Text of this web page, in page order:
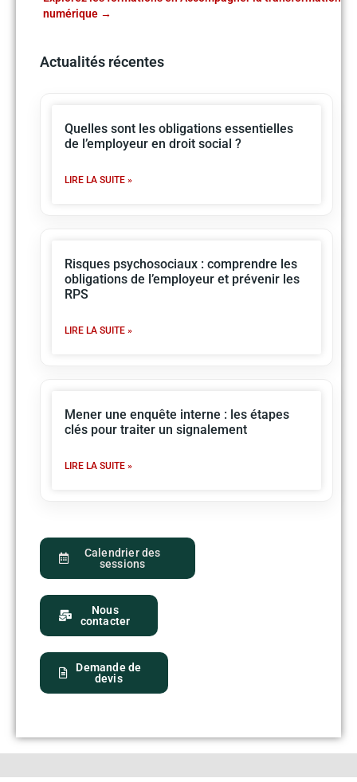
numérique
Actualités récentes
Quelles sont les obligations essentielles
de l’employeur en droit social ?
LIRE LA SUITE »
Risques psychosociaux : comprendre les
obligations de l’employeur et prévenir les
RPS
LIRE LA SUITE »
Mener une enquête interne : les étapes
clés pour traiter un signalement
LIRE LA SUITE »
Demande de
devis
Calendrier des
sessions
Nous
contacter